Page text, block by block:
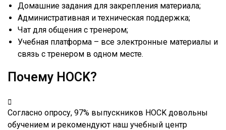
Домашние задания для закрепления материала;
Административная и техническая поддержка;
Чат для общения c тренером;
Учебная платформа – все электронные материалы и
связь с тренером в одном месте.
Почему HOCK?
Согласно опросу, 97% выпускников HOCK довольны
обучением и рекомендуют наш учебный центр